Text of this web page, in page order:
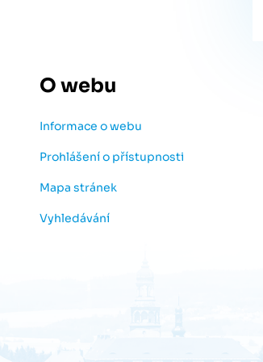
O webu
Informace o webu
Prohlášení o přístupnosti
Mapa stránek
Vyhledávání